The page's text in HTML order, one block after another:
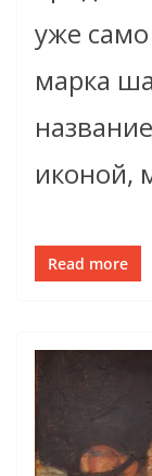
уже само
марка
иконой,
Read more